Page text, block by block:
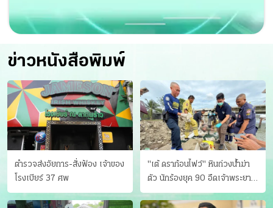
ข่าวหนังสือพิมพ์
ตำรวจส่งอัยการ-สั่งฟ้อง เจ้าของ
โรงเบียร์ 37 ศพ
"เต้ ดราก้อนไฟว์" หินถ่วงน้ำฆ่า
ตัว นักร้องยุค 90 อืดเจ้าพระยา
แฟนหาตัววุ่น เครียดธุรกิจ!